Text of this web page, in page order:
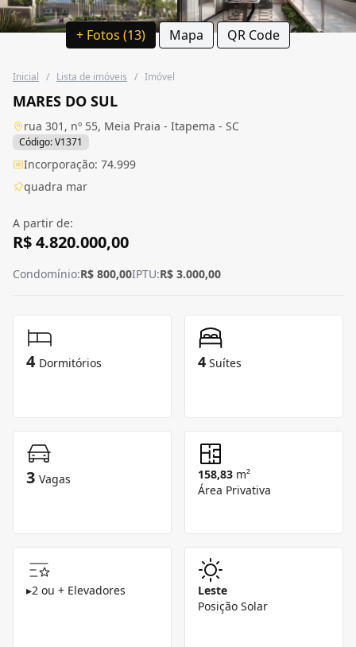
+ Fotos (13) Mapa QR Code
Inicial / Lista de imóveis / Imóvel
MARES DO SUL
rua 301, nº 55, Meia Praia - Itapema - SC
Código: V1371
Incorporação: 74.999
quadra mar
A partir de:
R$ 4.820.000,00
Condomínio:R$ 800,00IPTU:R$ 3.000,00
4 Dormitórios 4 Suítes
3 Vagas 158,83 m²
Área Privativa
▸2 ou + Elevadores
Leste
Posição Solar